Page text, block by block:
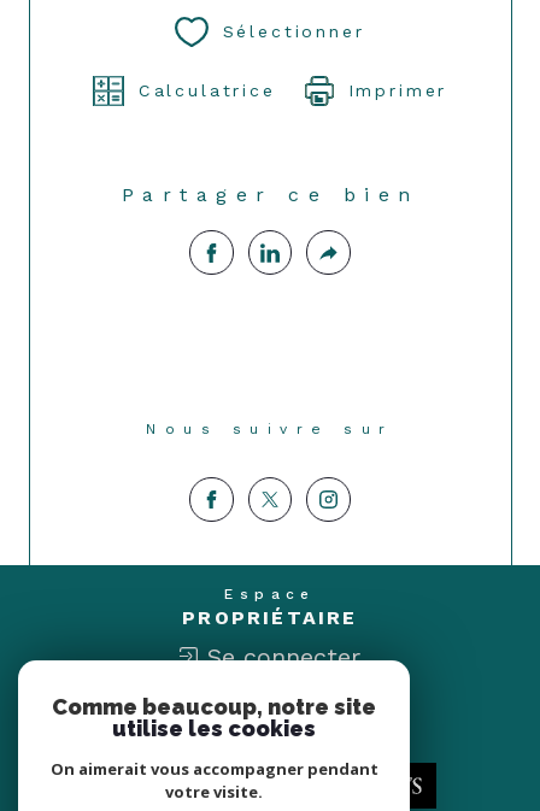
Sélectionner
Calculatrice Imprimer
Partager ce bien
Nous suivre sur
Espace
PROPRIÉTAIRE
Se connecter
Nous
ADHÉRONS
Comme beaucoup, notre site
utilise les cookies
On aimerait vous accompagner pendant
votre visite.